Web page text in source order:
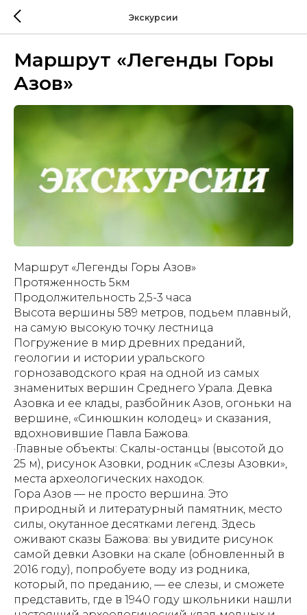
Экскурсии
Маршрут «Легенды Горы
Азов»
Маршрут «Легенды Горы Азов»
Протяженность 5км
Продолжительность 2,5-3 часа
Высота вершины 589 метров, подьем плавный,
на самую высокую точку лестница
Погружение в мир древних преданий,
геологии и истории уральского
горнозаводского края на одной из самых
знаменитых вершин Среднего Урала. Девка
Азовка и ее клады, разбойник Азов, огоньки на
вершине, «Синюшкин колодец» и сказания,
вдохновившие Павла Бажова.
·Главные объекты: Скалы-останцы (высотой до
25 м), рисунок Азовки, родник «Слезы Азовки»,
места археологических находок.
Гора Азов — не просто вершина. Это
природный и литературный памятник, место
силы, окутанное десятками легенд. Здесь
оживают сказы Бажова: вы увидите рисунок
самой девки Азовки на скале (обновленный в
2016 году), попробуете воду из родника,
который, по преданию, — ее слезы, и сможете
представить, где в 1940 году школьники нашли